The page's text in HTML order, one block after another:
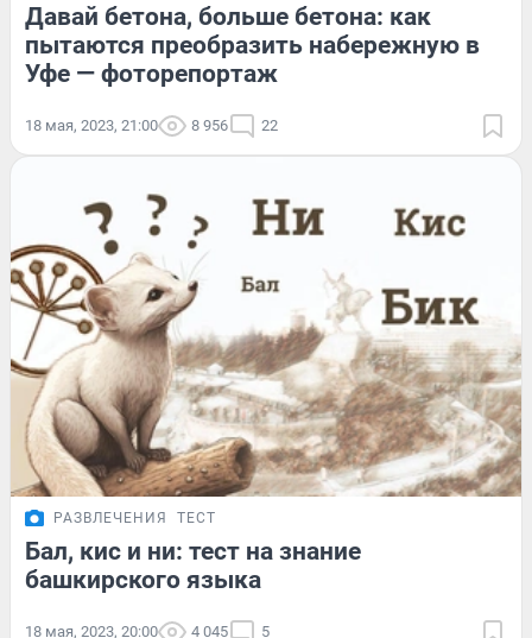
Давай бетона, больше бетона: как
пытаются преобразить набережную в
Уфе — фоторепортаж
18 мая, 2023, 21:00 8 956 22
РАЗВЛЕЧЕНИЯ ТЕСТ
Бал, кис и ни: тест на знание
башкирского языка
18 мая, 2023, 20:00 4 045 5